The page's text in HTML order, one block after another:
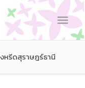
หรีดสุราษฎร์ธานี